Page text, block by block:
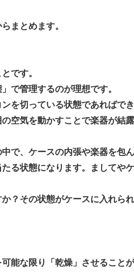
まとめます。
です。
で管理するのが理想です。
を切っている状態であればで
空気を動かすことで楽器が結
で、ケースの内張や楽器を包
る状態になります。ましてや
？その状態がケースに入れら
能な限り「乾燥」させること